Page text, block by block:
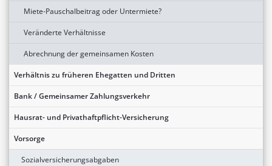
Miete-Pauschalbeitrag oder Untermiete?
Veränderte Verhältnisse
Abrechnung der gemeinsamen Kosten
Verhältnis zu früheren Ehegatten und Dritten
Bank / Gemeinsamer Zahlungsverkehr
Hausrat- und Privathaftpflicht-Versicherung
Vorsorge
Sozialversicherungsabgaben